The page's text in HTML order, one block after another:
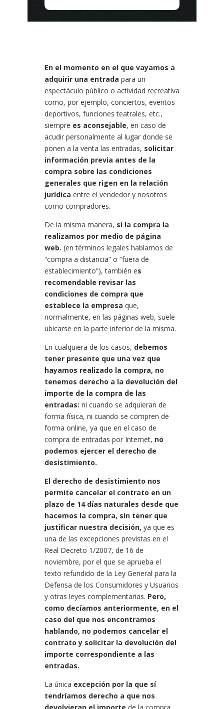
En el momento en el que vayamos a
adquirir una entrada para un
espectáculo público o actividad recreativa
como, por ejemplo, conciertos, eventos
deportivos, funciones teatrales, etc.,
siempre es aconsejable, en caso de
acudir personalmente al lugar donde se
ponen a la venta las entradas, solicitar
información previa antes de la
compra sobre las condiciones
generales que rigen en la relación
jurídica entre el vendedor y nosotros
como compradores.
De la misma manera, si la compra la
realizamos por medio de página
web. (en términos legales hablamos de
“compra a distancia” o “fuera de
establecimiento”), también es
recomendable revisar las
condiciones de compra que
establece la empresa que,
normalmente, en las páginas web, suele
ubicarse en la parte inferior de la misma.
En cualquiera de los casos, debemos
tener presente que una vez que
hayamos realizado la compra, no
tenemos derecho a la devolución del
importe de la compra de las
entradas: ni cuando se adquieran de
forma física, ni cuando se compren de
forma online, ya que en el caso de
compra de entradas por Internet, no
podemos ejercer el derecho de
desistimiento.
El derecho de desistimiento nos
permite cancelar el contrato en un
plazo de 14 días naturales desde que
hacemos la compra, sin tener que
justificar nuestra decisión, ya que es
una de las excepciones previstas en el
Real Decreto 1/2007, de 16 de
noviembre, por el que se aprueba el
texto refundido de la Ley General para la
Defensa de los Consumidores y Usuarios
y otras leyes complementarias. Pero,
como decíamos anteriormente, en el
caso del que nos encontramos
hablando, no podemos cancelar el
contrato y solicitar la devolución del
importe correspondiente a las
entradas.
La única excepción por la que sí
tendríamos derecho a que nos